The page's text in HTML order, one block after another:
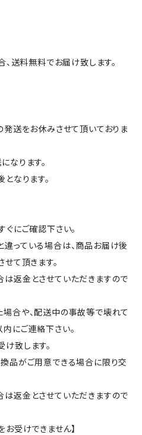
送料無料でお届け致します。
発送をお休みさせて頂いておりま
なります。
なります。
ぐにご確認下さい。
っている場合は、商品お届け後
て頂きます。
返金とさせていただきますので
合や、配送中の事故等で壊れて
にご連絡下さい。
致します。
品がご用意できる場合に限り交
返金とさせていただきますので
お受けできません】